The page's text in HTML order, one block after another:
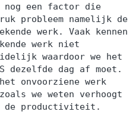
nog een factor die
probleem namelijk de
werk. Vaak kennen
werk niet
waardoor we het
dezelfde dag af moet.
onvoorziene werk
we weten verhoogt
de productiviteit.